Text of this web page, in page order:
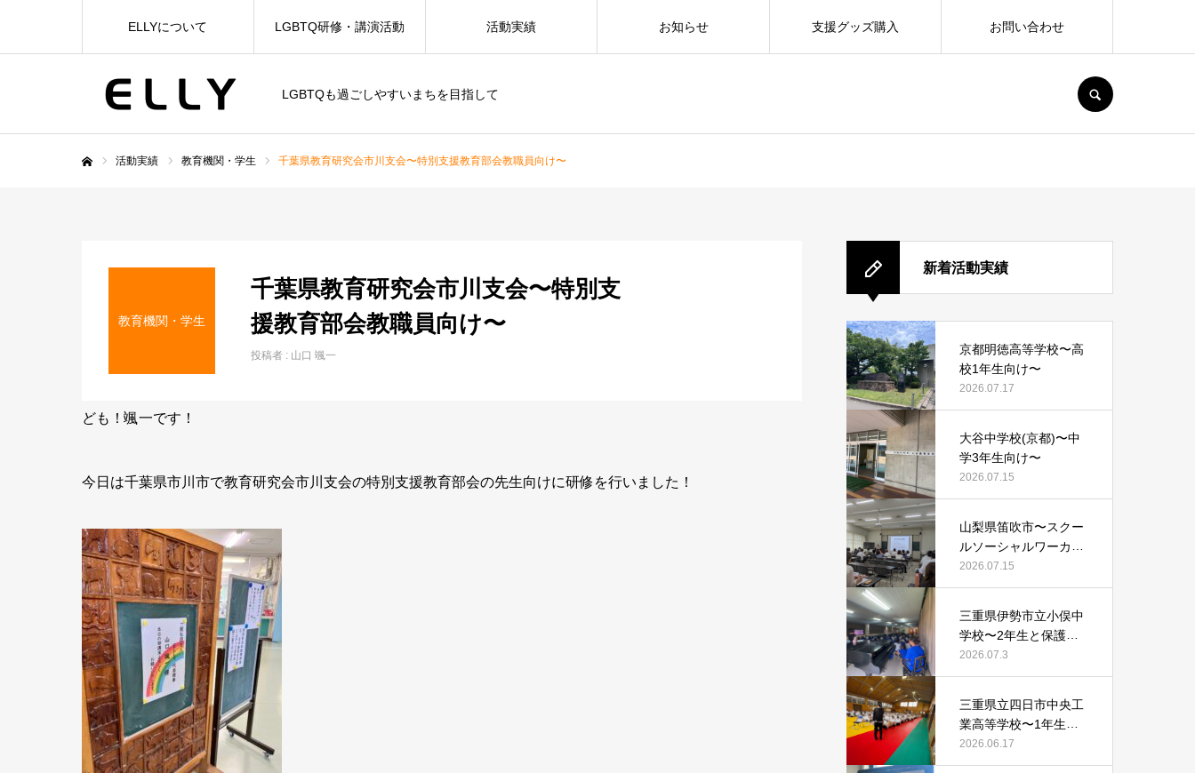
LGBTQも過ごしやすいまちを目指して
ELLYについて LGBTQ研修・講演活動 活動実績 お知らせ 支援グッズ購入 お問い合わせ
活動実績 教育機関・学生 千葉県教育研究会市川支会〜特別支援教育部会教職員向け〜
教育機関・学生
千葉県教育研究会市川支会〜特別支
援教育部会教職員向け〜
投稿者 : 山口 颯一
ども！颯一です！
今日は千葉県市川市で教育研究会市川支会の特別支援教育部会の先生向けに研修を行いました！
新着活動実績
京都明徳高等学校〜高
校1年生向け〜
2026.07.17
大谷中学校(京都)〜中
学3年生向け〜
2026.07.15
山梨県笛吹市〜スクー
ルソーシャルワーカー
等向け〜
2026.07.15
三重県伊勢市立小俣中
学校〜2年生と保護者
向け〜
2026.07.3
三重県立四日市中央工
業高等学校〜1年生向
け〜
2026.06.17